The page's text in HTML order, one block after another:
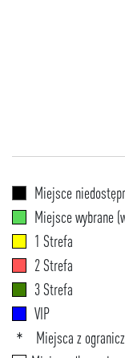
Miejsce
Miejsce wybrane
1 Strefa
2 Strefa
3 Strefa
VIP
* Miejsca z